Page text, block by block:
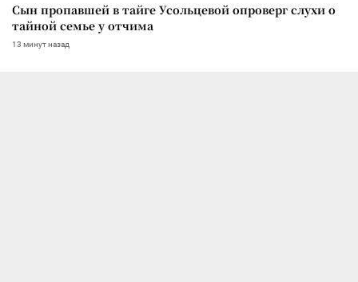
Сын пропавшей в тайге Усольцевой опроверг слухи о
тайной семье у отчима
13 минут назад